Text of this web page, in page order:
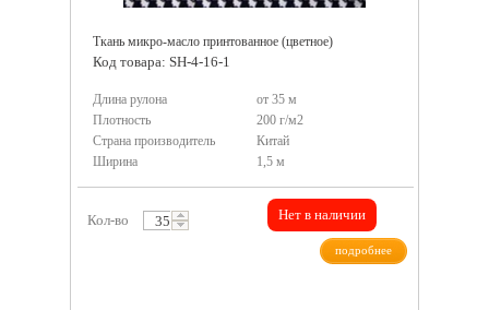
Ткань микро-масло принтованное (цветное)
Код товара: SH-4-16-1
Длина рулона
от 35 м
Плотность
200 г/м2
Страна производитель
Китай
Ширина
1,5 м
Кол-во Нет в наличии
подробнее